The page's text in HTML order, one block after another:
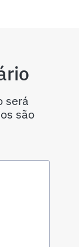
será
são